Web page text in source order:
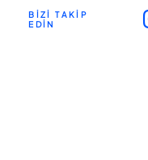
BİZİ TAKİP
EDİN